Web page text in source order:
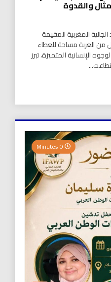
والقدوة
المغربية المقيمة
من الغربة مساحة للعطاء
الإنسانية المتميزة، تبرز